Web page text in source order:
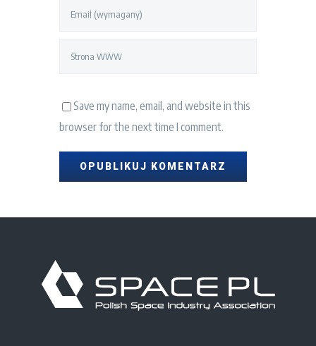
Save my name, email, and website in this
browser for the next time I comment.